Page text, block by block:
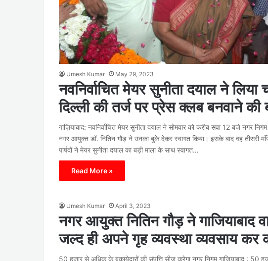
Umesh Kumar May 29, 2023
नवनिर्वाचित मेयर सुनीता दयाल ने लिया
दिल्ली की तर्ज पर प्रेस क्लब बनवाने की
गाज़ियाबाद: नवनिर्वाचित मेयर सुनीता दयाल ने सोमवार को करीब सवा 12 बजे नगर
नगर आयुक्त डॉ. नितिन गौड़ ने उनका बुके देकर स्वागत किया। इसके बाद वह तीसरी
पार्षदों ने मेयर सुनीता दयाल का बड़ी माला के साथ स्वागत…
Read More »
Umesh Kumar April 3, 2023
नगर आयुक्त नितिन गौड़ ने गाजियाबाद
जल्द ही अपने गृह व्यवस्था व्यवसाय कर
50 हजार से अधिक के बकायेदारों की संपत्ति सीज करेगा नगर निगम गाजियाबाद : 50